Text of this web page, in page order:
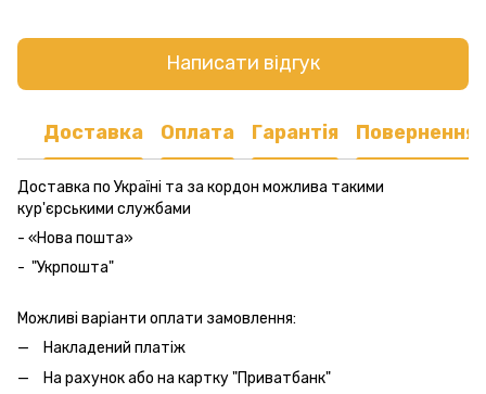
Написати відгук
Доставка Оплата Гарантія Повернення
Доставка по Україні та за кордон можлива такими
кур'єрськими службами
- «Нова пошта»
- "Укрпошта"
Можливі варіанти оплати замовлення:
Накладений платіж
На рахунок або на картку "Приватбанк"